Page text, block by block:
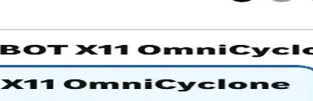
teknik özellikler ve kullanıcı deneyimleriyle öne çıkar.
İçin Uygun Fiyatlı ve Pratik Temizlik
temizlik kolaylığı sağlarken fiyat ve pazarlama